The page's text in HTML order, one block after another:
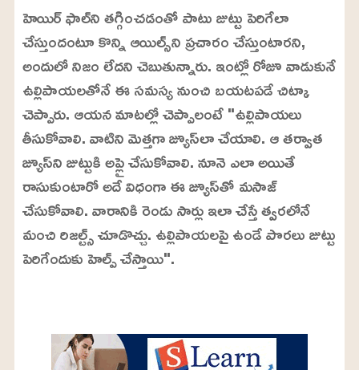
హెయిర్ ఫాల్‌ని తగ్గించడంతో పాటు జుట్టు పెరిగేలా
చేస్తుందంటూ కొన్ని ఆయిల్స్‌ని ప్రచారం చేస్తుంటారని,
అందులో నిజం లేదని చెబుతున్నారు. ఇంట్లో రోజూ వాడుకునే
ఉల్లిపాయలతోనే ఈ సమస్య నుంచి బయటపడే చిట్కా
చెప్పారు. ఆయన మాటల్లో చెప్పాలంటే "ఉల్లిపాయలు
తీసుకోవాలి. వాటిని మెత్తగా జ్యూస్‌లా చేయాలి. ఆ తర్వాత
జ్యూస్‌ని జుట్టుకి అప్లై చేసుకోవాలి. నూనె ఎలా అయితే
రాసుకుంటారో అదే విధంగా ఈ జ్యూస్‌తో మసాజ్
చేసుకోవాలి. వారానికి రెండు సార్లు ఇలా చేస్తే త్వరలోనే
మంచి రిజల్ట్స్ చూడొచ్చు. ఉల్లిపాయలపై ఉండే పొరలు జుట్టు
పెరిగేందుకు హెల్ప్ చేస్తాయి".